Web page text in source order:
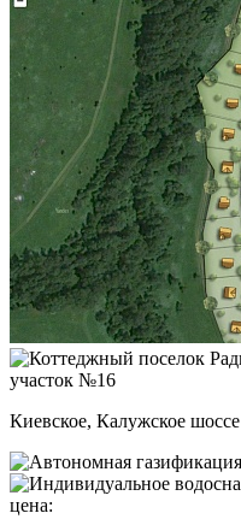
участок №16
Киевское, Калужское шоссе
цена: